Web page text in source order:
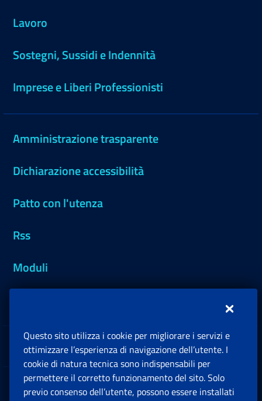
Lavoro
Sostegni, Sussidi e Indennità
Imprese e Liberi Professionisti
Amministrazione trasparente
Dichiarazione accessibilità
Patto con l'utenza
Rss
Moduli
Sedi e Contatti
Software
Questo sito utilizza i cookie per migliorare i servizi e
ottimizzare l’esperienza di navigazione dell’utente. I
cookie di natura tecnica sono indispensabili per
permettere il corretto funzionamento del sito. Solo
previo consenso dell’utente, possono essere installati